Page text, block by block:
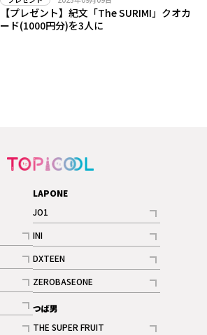
【プレゼント】紀文「The SURIMI」クオカ
ード(1000円分)を3人に
LAPONE
JO1
記事
INI
記事
ギャラリー
DXTEEN
記事
ギャラリー
ZEROBASEONE
記事
つば男
THE SUPER FRUIT